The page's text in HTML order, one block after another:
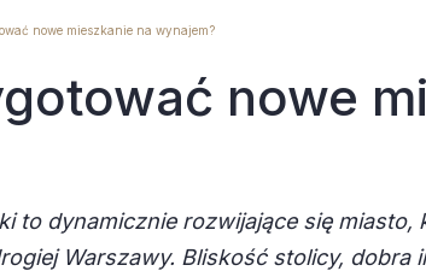
nowe mieszkanie na wynajem?
nowe
to dynamicznie rozwijające się
Warszawy. Bliskość stolicy,